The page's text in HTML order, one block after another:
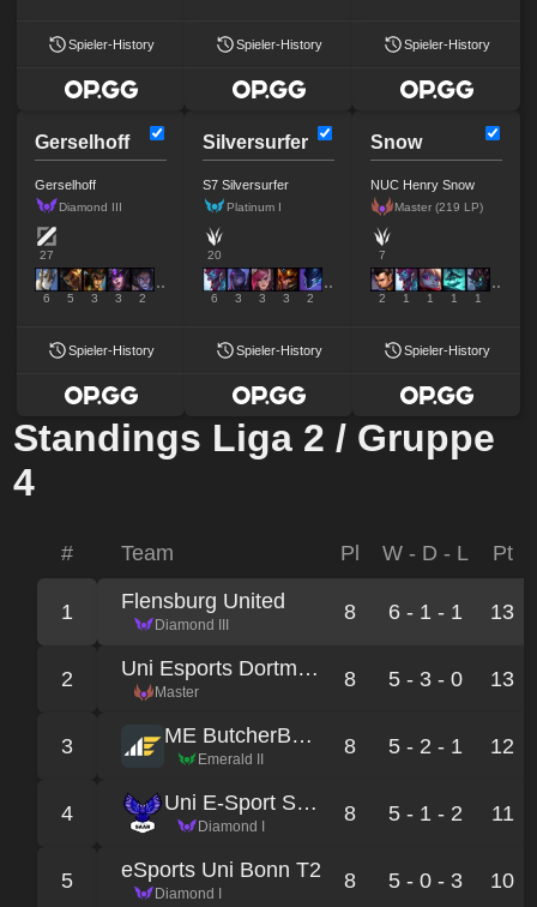
Spieler-History Spieler-History Spieler-History
Gerselhoff
Gerselhoff
Diamond III
27
6 5 3 3 2
Spieler-History
Silversurfer
S7 Silversurfer
Platinum I
20
6 3 3 3 2
Spieler-History
Snow
NUC Henry Snow
Master (219 LP)
7
2 1 1 1 1
Spieler-History
Standings Liga 2 / Gruppe
4
# Team Pl W - D - L Pt
1 Flensburg United
Diamond III
8 6 - 1 - 1 13
2 Uni Esports Dortmund 4
Master
8 5 - 3 - 0 13
3 ME ButcherBoois
Emerald II
8 5 - 2 - 1 12
4 Uni E-Sport Saar
Diamond I
8 5 - 1 - 2 11
5 eSports Uni Bonn T2
Diamond I
8 5 - 0 - 3 10